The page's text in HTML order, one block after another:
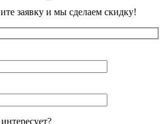
заявку и мы сделаем скидку!